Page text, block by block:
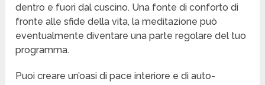
dentro e fuori dal cuscino. Una fonte di conforto di
fronte alle sfide della vita, la meditazione può
eventualmente diventare una parte regolare del tuo
programma.
Puoi creare un’oasi di pace interiore e di auto-